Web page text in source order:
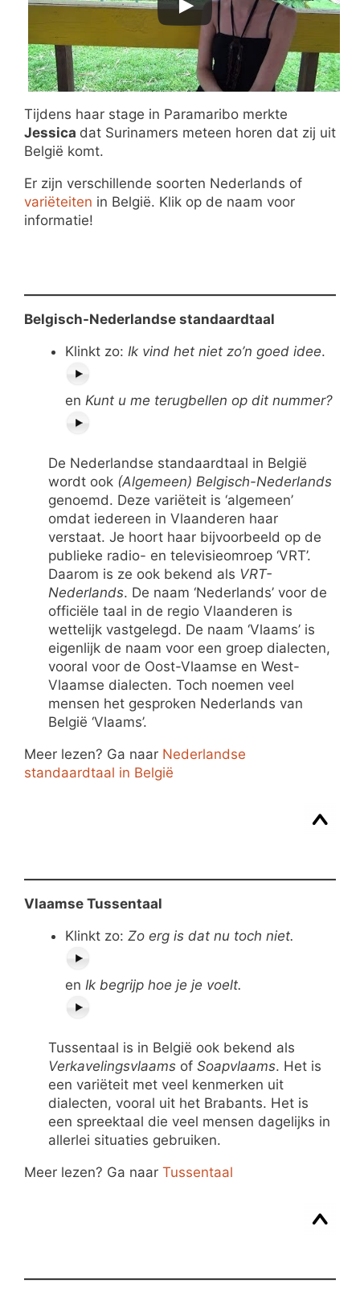
Tijdens haar stage in Paramaribo merkte
Jessica dat Surinamers meteen horen dat zij uit
België komt.
Er zijn verschillende soorten Nederlands of
variëteiten in België. Klik op de naam voor
informatie!
Belgisch-Nederlandse standaardtaal
Klinkt zo: Ik vind het niet zo’n goed idee.
en Kunt u me terugbellen op dit nummer?
De Nederlandse standaardtaal in België
wordt ook (Algemeen) Belgisch-Nederlands
genoemd. Deze variëteit is ‘algemeen’
omdat iedereen in Vlaanderen haar
verstaat. Je hoort haar bijvoorbeeld op de
publieke radio- en televisieomroep ‘VRT’.
Daarom is ze ook bekend als VRT-
Nederlands. De naam ‘Nederlands’ voor de
officiële taal in de regio Vlaanderen is
wettelijk vastgelegd. De naam ‘Vlaams’ is
eigenlijk de naam voor een groep dialecten,
vooral voor de Oost-Vlaamse en West-
Vlaamse dialecten. Toch noemen veel
mensen het gesproken Nederlands van
België ‘Vlaams’.
Meer lezen? Ga naar Nederlandse
standaardtaal in België
Vlaamse Tussentaal
Klinkt zo: Zo erg is dat nu toch niet.
en Ik begrijp hoe je je voelt.
Tussentaal is in België ook bekend als
Verkavelingsvlaams of Soapvlaams. Het is
een variëteit met veel kenmerken uit
dialecten, vooral uit het Brabants. Het is
een spreektaal die veel mensen dagelijks in
allerlei situaties gebruiken.
Meer lezen? Ga naar Tussentaal